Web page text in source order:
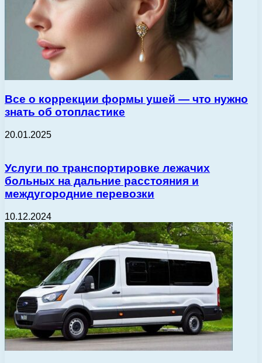
Все о коррекции формы ушей — что нужно
знать об отопластике
20.01.2025
Услуги по транспортировке лежачих
больных на дальние расстояния и
междугородние перевозки
10.12.2024